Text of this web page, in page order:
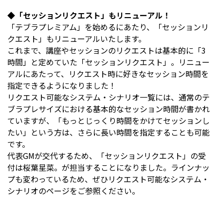
◆「セッションリクエスト」もリニューアル！
「テブラプレミアム」を始めるにあたり、「セッションリ
クエスト」もリニューアルいたします。
これまで、講座やセッションのリクエストは基本的に「3
時間」と定めていた「セッションリクエスト」。リニュー
アルにあたって、リクエスト時に好きなセッション時間を
指定できるようになりました！
リクエスト可能なシステム・シナリオ一覧には、通常のテ
ブラプレサイズにおける基本的なセッション時間が書かれ
ていますが、「もっとじっくり時間をかけてセッションし
たい」という方は、さらに長い時間を指定することも可能
です。
代表GMが交代するため、「セッションリクエスト」の受
付は桜葉星菜。が担当することになりました。ラインナッ
プも変わっているため、ぜひリクエスト可能なシステム・
シナリオのページをご参照ください。